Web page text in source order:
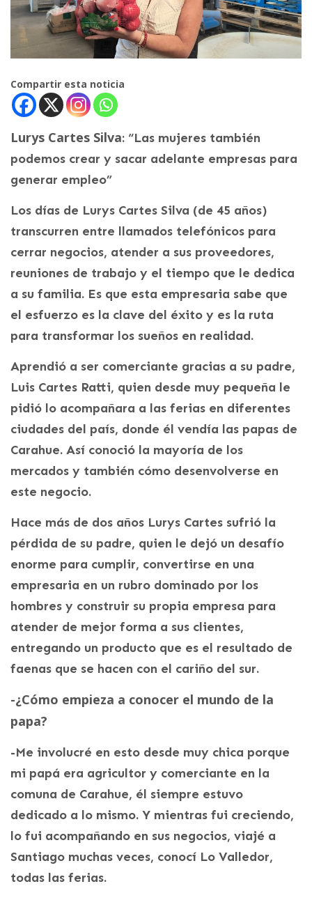
Compartir esta noticia
Lurys Cartes Silva: “Las mujeres también
podemos crear y sacar adelante empresas para
generar empleo”
Los días de Lurys Cartes Silva (de 45 años)
transcurren entre llamados telefónicos para
cerrar negocios, atender a sus proveedores,
reuniones de trabajo y el tiempo que le dedica
a su familia. Es que esta empresaria sabe que
el esfuerzo es la clave del éxito y es la ruta
para transformar los sueños en realidad.
Aprendió a ser comerciante gracias a su padre,
Luis Cartes Ratti, quien desde muy pequeña le
pidió lo acompañara a las ferias en diferentes
ciudades del país, donde él vendía las papas de
Carahue. Así conoció la mayoría de los
mercados y también cómo desenvolverse en
este negocio.
Hace más de dos años Lurys Cartes sufrió la
pérdida de su padre, quien le dejó un desafío
enorme para cumplir, convertirse en una
empresaria en un rubro dominado por los
hombres y construir su propia empresa para
atender de mejor forma a sus clientes,
entregando un producto que es el resultado de
faenas que se hacen con el cariño del sur.
-¿Cómo empieza a conocer el mundo de la
papa?
-Me involucré en esto desde muy chica porque
mi papá era agricultor y comerciante en la
comuna de Carahue, él siempre estuvo
dedicado a lo mismo. Y mientras fui creciendo,
lo fui acompañando en sus negocios, viajé a
Santiago muchas veces, conocí Lo Valledor,
todas las ferias.